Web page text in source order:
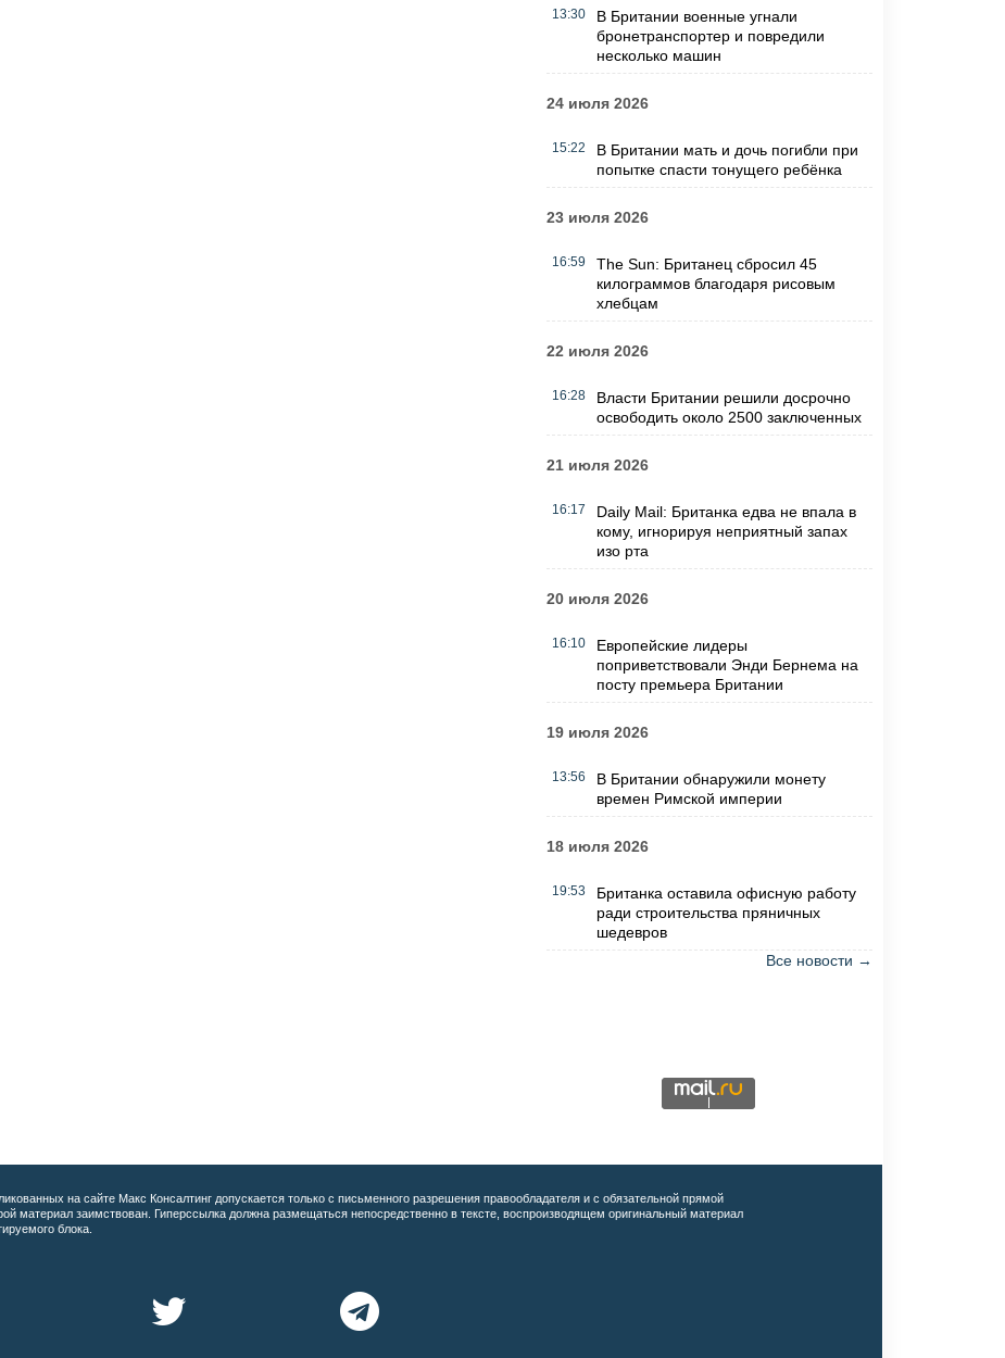
13:30
В Британии военные угнали
бронетранспортер и повредили
несколько машин
24 июля 2026
15:22
В Британии мать и дочь погибли при
попытке спасти тонущего ребёнка
23 июля 2026
16:59
The Sun: Британец сбросил 45
килограммов благодаря рисовым
хлебцам
22 июля 2026
16:28
Власти Британии решили досрочно
освободить около 2500 заключенных
21 июля 2026
16:17
Daily Mail: Британка едва не впала в
кому, игнорируя неприятный запах
изо рта
20 июля 2026
16:10
Европейские лидеры
поприветствовали Энди Бернема на
посту премьера Британии
19 июля 2026
13:56
В Британии обнаружили монету
времен Римской империи
18 июля 2026
19:53
Британка оставила офисную работу
ради строительства пряничных
шедевров
Все новости →
на сайте Макс Консалтинг допускается только с письменного разрешения правообладателя и с обязательной прямой
материал заимствован. Гиперссылка должна размещаться непосредственно в тексте, воспроизводящем оригинальный материал
блока.